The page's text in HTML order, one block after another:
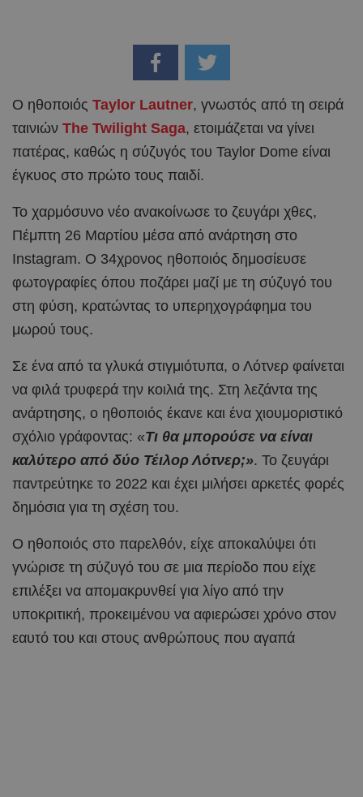
Ο ηθοποιός Taylor Lautner, γνωστός από τη σειρά
ταινιών The Twilight Saga, ετοιμάζεται να γίνει
πατέρας, καθώς η σύζυγός του Taylor Dome είναι
έγκυος στο πρώτο τους παιδί.
Το χαρμόσυνο νέο ανακοίνωσε το ζευγάρι χθες,
Πέμπτη 26 Μαρτίου μέσα από ανάρτηση στο
Instagram. Ο 34χρονος ηθοποιός δημοσίευσε
φωτογραφίες όπου ποζάρει μαζί με τη σύζυγό του
στη φύση, κρατώντας το υπερηχογράφημα του
μωρού τους.
Σε ένα από τα γλυκά στιγμιότυπα, ο Λότνερ φαίνεται
να φιλά τρυφερά την κοιλιά της. Στη λεζάντα της
ανάρτησης, ο ηθοποιός έκανε και ένα χιουμοριστικό
σχόλιο γράφοντας: «Τι θα μπορούσε να είναι
καλύτερο από δύο Τέιλορ Λότνερ;». Το ζευγάρι
παντρεύτηκε το 2022 και έχει μιλήσει αρκετές φορές
δημόσια για τη σχέση του.
Ο ηθοποιός στο παρελθόν, είχε αποκαλύψει ότι
γνώρισε τη σύζυγό του σε μια περίοδο που είχε
επιλέξει να απομακρυνθεί για λίγο από την
υποκριτική, προκειμένου να αφιερώσει χρόνο στον
εαυτό του και στους ανθρώπους που αγαπά